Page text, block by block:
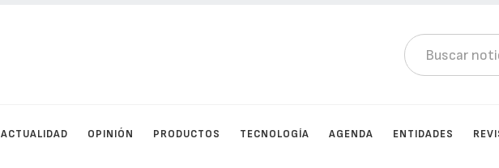
ACTUALIDAD OPINIÓN PRODUCTOS TECNOLOGÍA AGENDA ENTIDADES